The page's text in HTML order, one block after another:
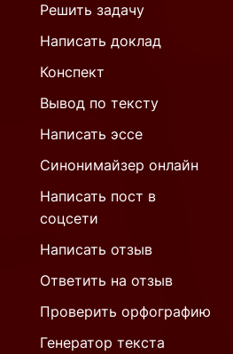
Решить задачу
Написать доклад
Конспект
Вывод по тексту
Написать эссе
Синонимайзер онлайн
Написать пост в
соцсети
Написать отзыв
Ответить на отзыв
Проверить орфографию
Генератор текста